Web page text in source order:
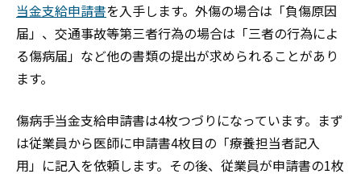
当金支給申請書を入手します。外傷の場合は「負傷原因
届」、交通事故等第三者行為の場合は「三者の行為によ
る傷病届」など他の書類の提出が求められることがあり
ます。
傷病手当金支給申請書は4枚つづりになっています。まず
は従業員から医師に申請書4枚目の「療養担当者記入
用」に記入を依頼します。その後、従業員が申請書の1枚